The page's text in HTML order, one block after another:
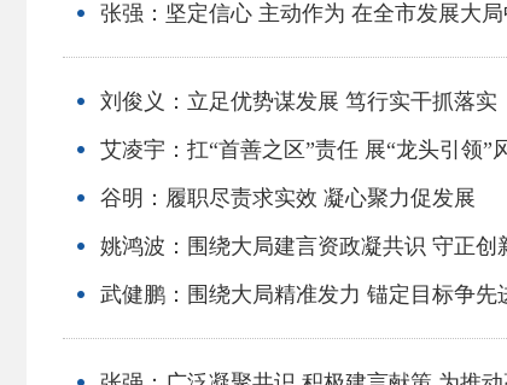
张强：坚定信心 主动作为 在全市发展大
刘俊义：立足优势谋发展 笃行实干抓落实
艾凌宇：扛“首善之区”责任 展“龙头引领”
谷明：履职尽责求实效 凝心聚力促发展
姚鸿波：围绕大局建言资政凝共识 守正创
武健鹏：围绕大局精准发力 锚定目标争先